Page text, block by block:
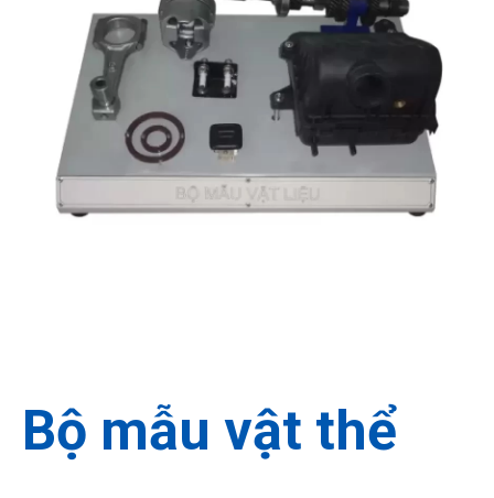
Vận chuyển và lắp đặt Đổi trả hàng Lắp đặt sử dụng
Bộ mẫu vật thể